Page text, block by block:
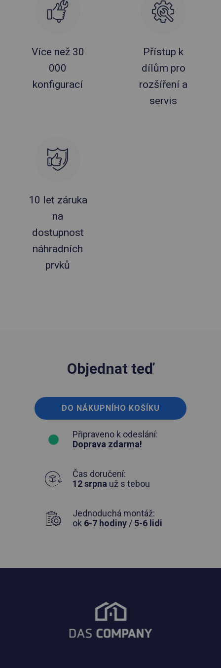
Více než 30
000
konfigurací
Přístup k
dílům pro
rozšíření a
servis
10 let záruka
na
dostupnost
náhradních
prvků
Objednat teď
DO NÁKUPNÍHO KOŠÍKU
Připraveno k odeslání:
Doprava zdarma!
Čas doručení:
12 srpna už s tebou
Jednoduchá montáž:
ok 6-7 hodiny / 5-6 lidi